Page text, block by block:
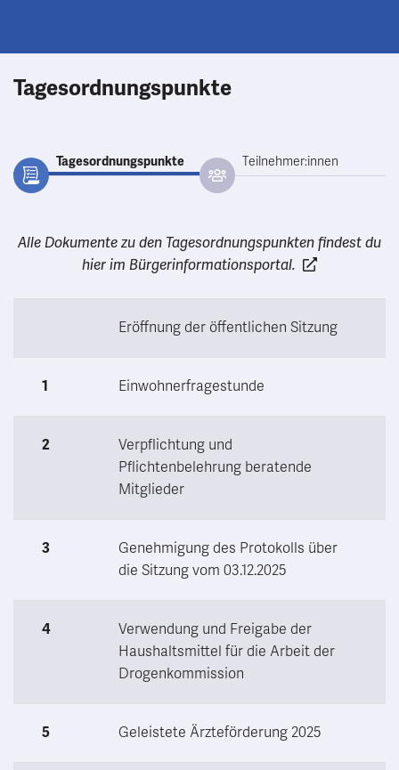
Tagesordnungspunkte
Tagesordnungspunkte Teilnehmer:innen
Alle Dokumente zu den Tagesordnungspunkten findest du
hier im Bürgerinformationsportal.
Eröffnung der öffentlichen Sitzung
1 Einwohnerfragestunde
2
Verpflichtung und
Pflichtenbelehrung beratende
Mitglieder
3
Genehmigung des Protokolls über
die Sitzung vom 03.12.2025
4
Verwendung und Freigabe der
Haushaltsmittel für die Arbeit der
Drogenkommission
5 Geleistete Ärzteförderung 2025